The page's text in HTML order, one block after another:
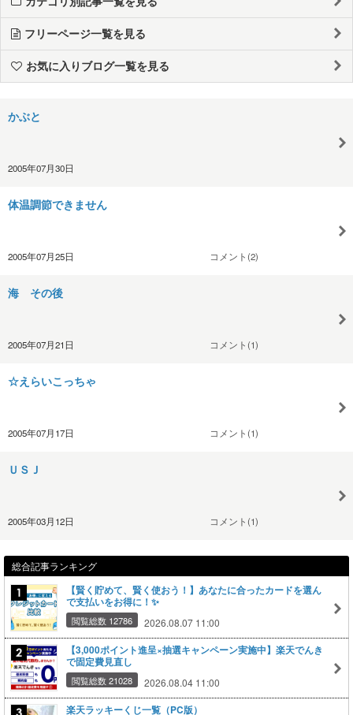
フリーページ一覧を見る
お気に入りブログ一覧を見る
かぶと
2005年07月30日
体温調節できません
2005年07月25日 コメント(2)
海 その後
2005年07月21日 コメント(1)
☆えらいこっちゃ
2005年07月17日 コメント(1)
ＵＳＪ
2005年03月12日 コメント(1)
総合記事ランキング
【賢く貯めて、賢く使おう！】あなたに合ったカードを選ん
で支払いをお得に！✨
閲覧総数 12786 2026.08.07 11:00
【3,000ポイント進呈×抽選キャンペーン実施中】楽天でんき
で固定費見直し
閲覧総数 21028 2026.08.04 11:00
楽天ラッキーくじ一覧（PC版）